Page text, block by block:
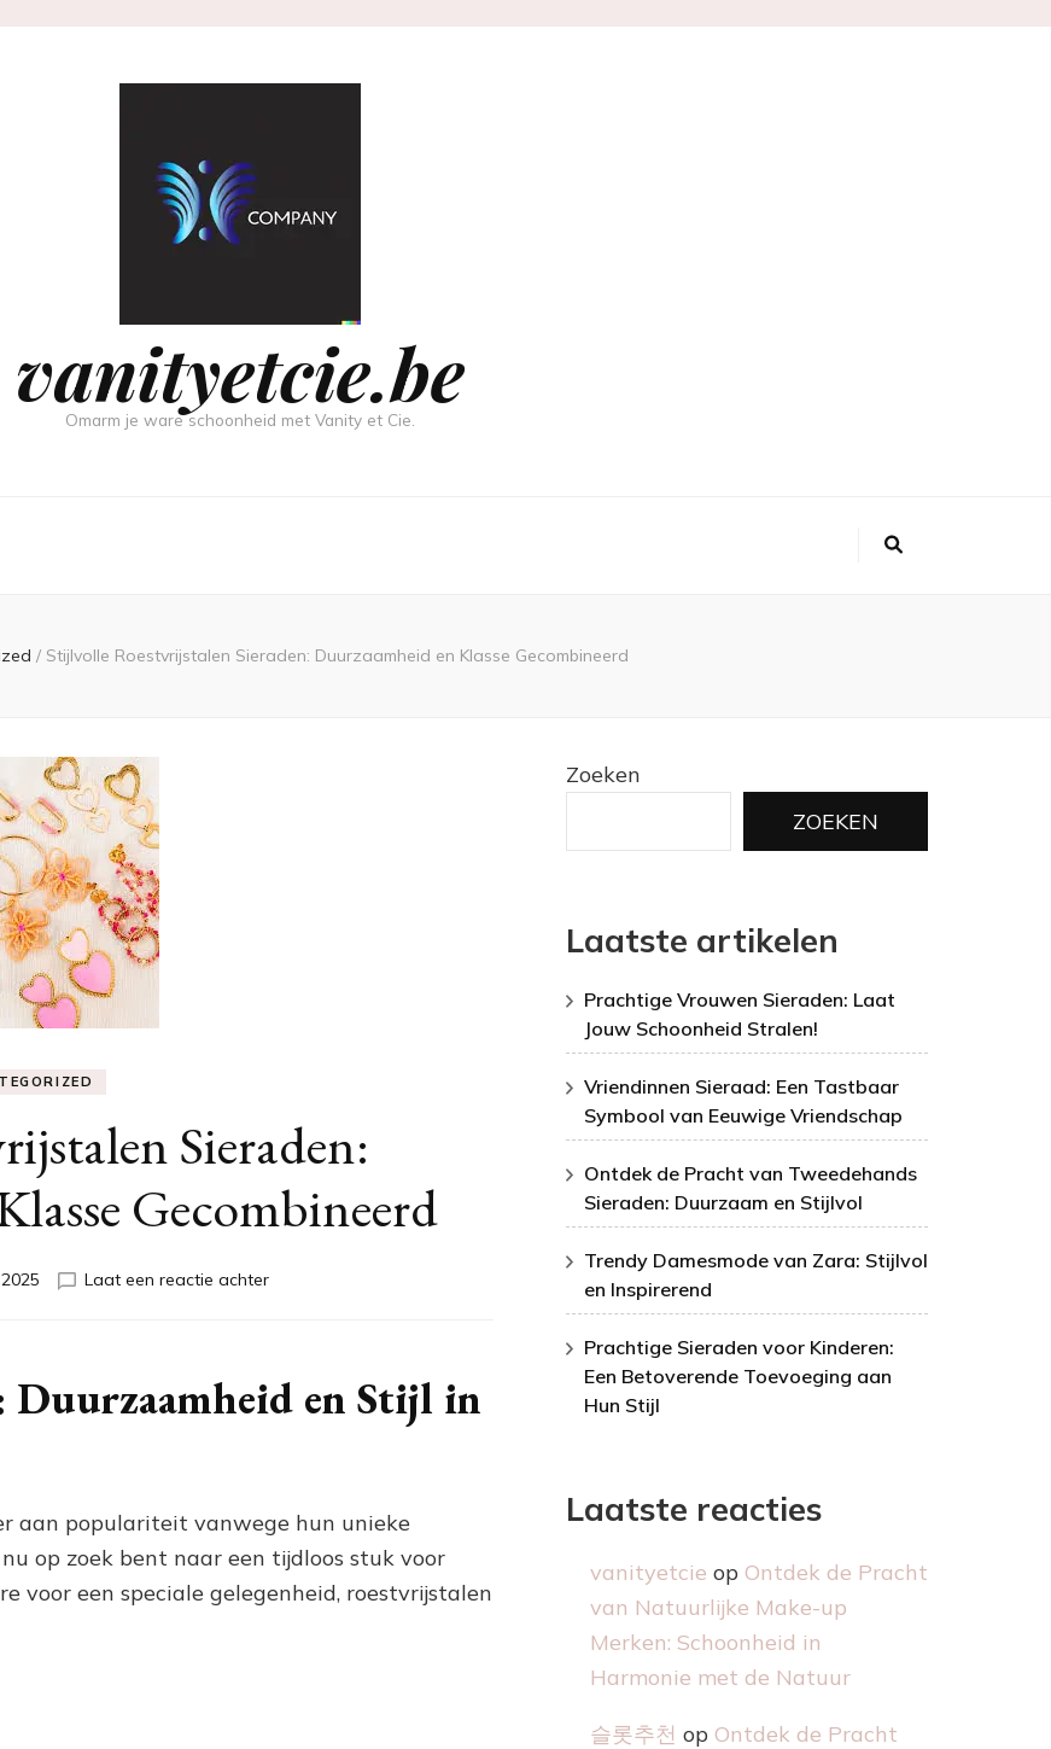
vanityetcie.be
Omarm je ware schoonheid met Vanity et Cie.
/ Stijlvolle Roestvrijstalen Sieraden: Duurzaamheid en Klasse Gecombineerd
Sieraden:
Gecombineerd
Laat een reactie achterop
Duurzaamheid
en
Duurzaamheid en Stijl in
aan populariteit vanwege hun unieke
op zoek bent naar een tijdloos stuk voor
voor een speciale gelegenheid, roestvrijstalen
Zoeken
ZOEKEN
Laatste artikelen
Prachtige Vrouwen Sieraden: Laat
Jouw Schoonheid Stralen!
Vriendinnen Sieraad: Een Tastbaar
Symbool van Eeuwige Vriendschap
Ontdek de Pracht van Tweedehands
Sieraden: Duurzaam en Stijlvol
Trendy Damesmode van Zara: Stijlvol
en Inspirerend
Prachtige Sieraden voor Kinderen:
Een Betoverende Toevoeging aan
Hun Stijl
Laatste reacties
vanityetcie op Ontdek de Pracht
van Natuurlijke Make-up
Merken: Schoonheid in
Harmonie met de Natuur
슬롯추천 op Ontdek de Pracht